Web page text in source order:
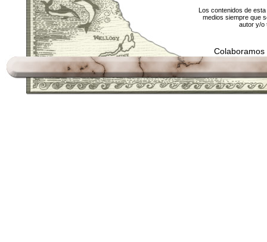
Los contenidos de
medios siempre que
autor y/o